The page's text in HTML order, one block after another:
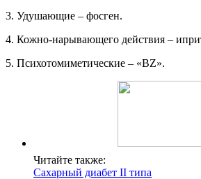
3. Удушающие – фосген.
4. Кожно-нарывающего действия –
5. Психотомиметические – «BZ».
Читайте также:
Сахарный диабет II типа